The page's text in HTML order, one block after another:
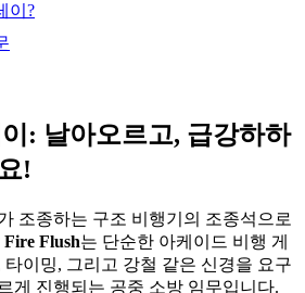
이?
: 날아오르고, 급강하하
!
조종하는 구조 비행기의 조종석으로
Fire Flush는 단순한 아케이드 비행 게
이밍, 그리고 강철 같은 신경을 요구
게 진행되는 공중 소방 임무입니다.